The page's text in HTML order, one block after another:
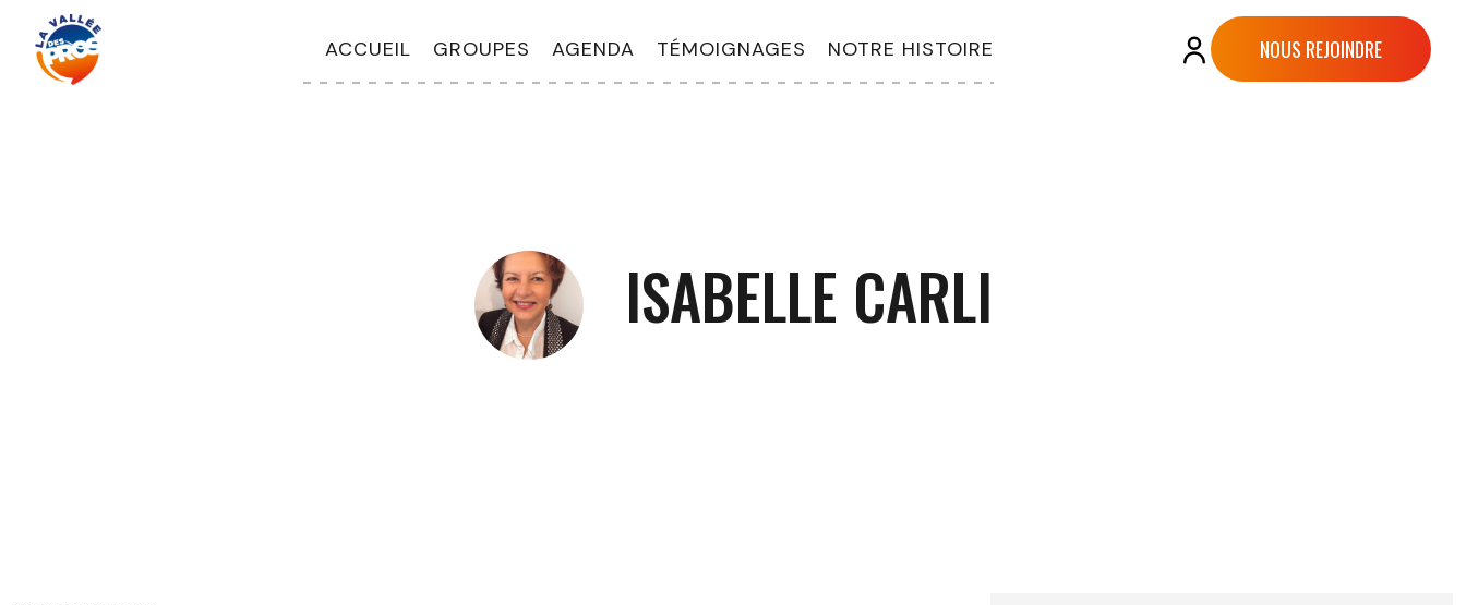
ACCUEIL GROUPES AGENDA TÉMOIGNAGES NOTRE HISTOIRE NOUS REJOINDRE
ISABELLE CARLI